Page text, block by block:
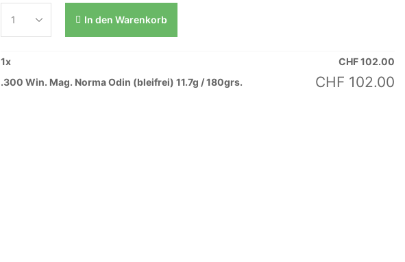
In den Warenkorb
1x CHF102.00
.300 Win. Mag. Norma Odin (bleifrei) 11.7g / 180grs.
CHF 102.00